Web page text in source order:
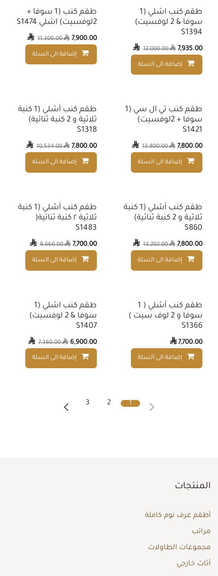
طقم كنب اشلي (1
سوفا & 2 لوفسيت)
S1394
7,935.00
12,000.00
إضافة الى السلة إضافة إلى قائمة الأمنيات
طقم كنب (1 سوفا +
2لوفسيت) اشلي S1474
7,900.00
11,300.00
إضافة الى السلة
طقم كنب تي ال سي (1
سوفا + 2لوفسيت)
S1421
7,800.00
13,800.00
إضافة الى السلة إضافة إلى قائمة الأمنيات
طقم كنب آشلي (1 كنبة
ثلاثية و 2 كنبة ثنائية)
S1318
7,800.00
10,534.00
إضافة الى السلة
Summer Deals
طقم كنب آشلي (1 كنبة
ثلاثية و 2 كنبة ثنائية)
S860
7,800.00
13,202.00
إضافة الى السلة إضافة إلى قائمة الأمنيات
طقم كنب آشلي (1 كنبة
ثلاثية ٢ كنبة ثنائية(
S1483
7,700.00
9,660.00
إضافة الى السلة
طقم كنب آشلي ( 1
سوفا و 2 لوف سيت )
S1366
7,700.00

إضافة الى السلة إضافة إلى قائمة الأمنيات
طقم كنب اشلي (1
سوفا & 2 لوفسيت)
S1407
6,900.00
7,360.00
إضافة الى السلة
1
2
3
المنتجات
أطقم غرف نوم كاملة
مراتب
مجموعات الطاولات
أثاث خارجي